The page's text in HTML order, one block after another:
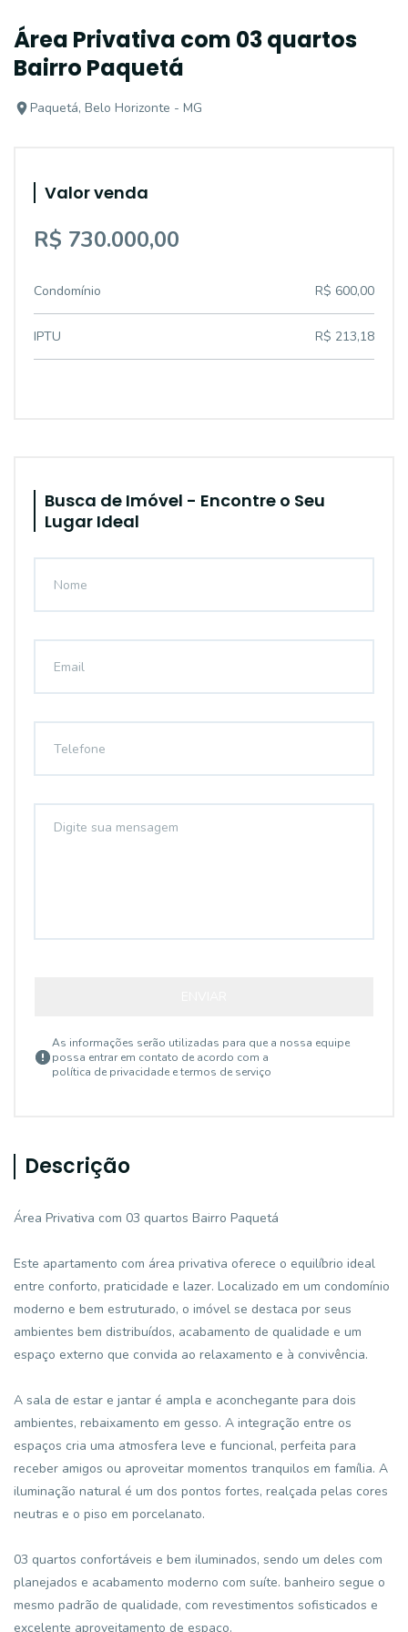
Área Privativa com 03 quartos
Bairro Paquetá
Paquetá, Belo Horizonte - MG
Valor venda
R$ 730.000,00
Condomínio R$ 600,00
IPTU R$ 213,18
Busca de Imóvel - Encontre o Seu
Lugar Ideal
As informações serão utilizadas para que a nossa equipe
possa entrar em contato de acordo com a
política de privacidade e termos de serviço
Descrição
Área Privativa com 03 quartos Bairro Paquetá
Este apartamento com área privativa oferece o equilíbrio ideal
entre conforto, praticidade e lazer. Localizado em um condomínio
moderno e bem estruturado, o imóvel se destaca por seus
ambientes bem distribuídos, acabamento de qualidade e um
espaço externo que convida ao relaxamento e à convivência.
A sala de estar e jantar é ampla e aconchegante para dois
ambientes, rebaixamento em gesso. A integração entre os
espaços cria uma atmosfera leve e funcional, perfeita para
receber amigos ou aproveitar momentos tranquilos em família. A
iluminação natural é um dos pontos fortes, realçada pelas cores
neutras e o piso em porcelanato.
03 quartos confortáveis e bem iluminados, sendo um deles com
planejados e acabamento moderno com suíte. banheiro segue o
mesmo padrão de qualidade, com revestimentos sofisticados e
excelente aproveitamento de espaço.